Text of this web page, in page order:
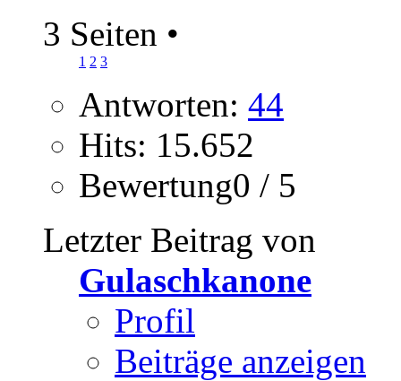
3 Seiten •
1 2 3
Antworten: 44
Hits: 15.652
Bewertung0 / 5
Letzter Beitrag von
Gulaschkanone
Profil
Beiträge anzeigen